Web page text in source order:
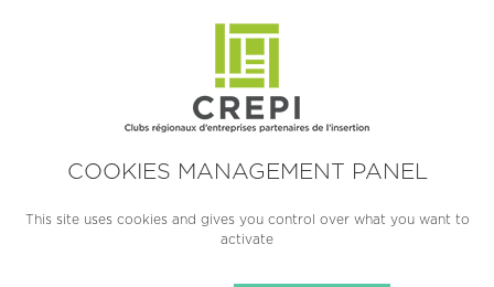
COOKIES MANAGEMENT PANEL
This site uses cookies and gives you control over what you want to
activate
LOCALISATION
GOUESNOU (29 850)
2007
TAILLE